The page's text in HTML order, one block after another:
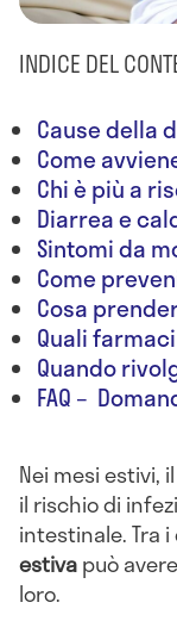
INDICE DEL
Cause della
Come
Chi è più a
Diarrea e
Sintomi da
Come
Cosa
Quali
Quando
FAQ –
Nei mesi estivi,
il rischio di
intestinale. Tra
estivapuò
loro.